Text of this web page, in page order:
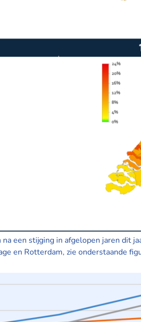
een stijging in afgelopen jaren dit
en Rotterdam, zie onderstaande